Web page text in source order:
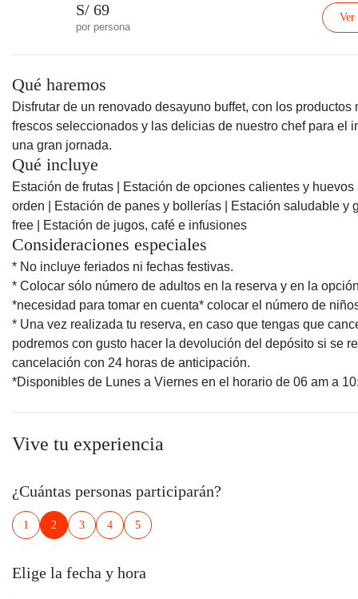
S/ 69
por persona
Ver
Qué haremos
Disfrutar de un renovado desayuno buffet, con los productos
frescos seleccionados y las delicias de nuestro chef para el
una gran jornada.
Qué incluye
Estación de frutas | Estación de opciones calientes y huevos
orden | Estación de panes y bollerías | Estación saludable y
free | Estación de jugos, café e infusiones
Consideraciones especiales
* No incluye feriados ni fechas festivas.
* Colocar sólo número de adultos en la reserva y en la
*necesidad para tomar en cuenta* colocar el número de
* Una vez realizada tu reserva, en caso que tengas que
podremos con gusto hacer la devolución del depósito si se
cancelación con 24 horas de anticipación.
*Disponibles de Lunes a Viernes en el horario de 06 am a
Vive tu experiencia
¿Cuántas personas participarán?
1 2 3 4 5
Elige la fecha y hora